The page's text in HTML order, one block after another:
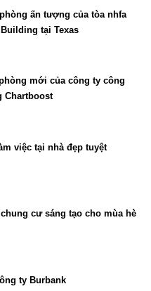
ấn tượng của tòa nhfa
tại Texas
mới của công ty công
Chartboost
việc tại nhà đẹp tuyệt
cư sáng tạo cho mùa hè
ty Burbank